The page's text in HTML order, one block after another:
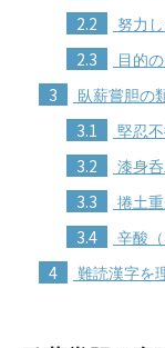
2.2 努力
2.3 目的
3 臥薪嘗胆の
3.1 堅忍
3.2 漆身
3.3 捲土
3.4 辛酸
4 難読漢字を